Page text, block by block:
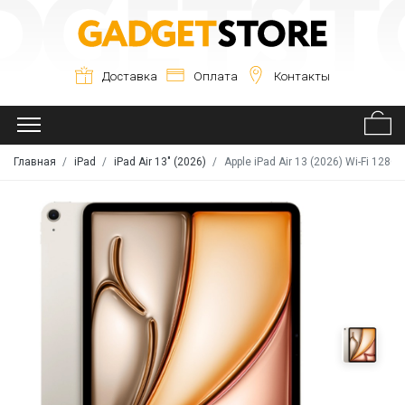
Доставка Оплата Контакты
Главная iPad iPad Air 13" (2026) Apple iPad Air 13 (2026) Wi-Fi